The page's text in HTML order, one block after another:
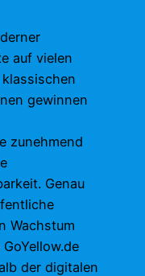
auf vielen
gewinnen
zunehmend
Genau
Wachstum
der digitalen